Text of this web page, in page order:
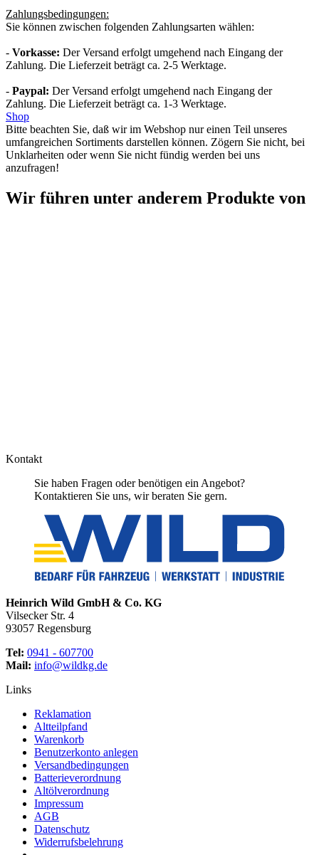
Zahlungsbedingungen:
Sie können zwischen folgenden Zahlungsarten wählen:
- Vorkasse: Der Versand erfolgt umgehend nach Eingang der
Zahlung. Die Lieferzeit beträgt ca. 2-5 Werktage.
- Paypal: Der Versand erfolgt umgehend nach Eingang der
Zahlung. Die Lieferzeit beträgt ca. 1-3 Werktage.
Shop
Bitte beachten Sie, daß wir im Webshop nur einen Teil unseres
umfangreichen Sortiments darstellen können. Zögern Sie nicht, bei
Unklarheiten oder wenn Sie nicht fündig werden bei uns
anzufragen!
Wir führen unter anderem Produkte von
Kontakt
Sie haben Fragen oder benötigen ein Angebot?
Kontaktieren Sie uns, wir beraten Sie gern.
Heinrich Wild GmbH & Co. KG
Vilsecker Str. 4
93057 Regensburg
Tel: 0941 - 607700
Mail: info@wildkg.de
Links
Reklamation
Altteilpfand
Warenkorb
Benutzerkonto anlegen
Versandbedingungen
Batterieverordnung
Altölverordnung
Impressum
AGB
Datenschutz
Widerrufsbelehrung